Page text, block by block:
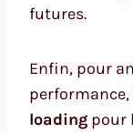
futures.
Enfin, pour
loading pour